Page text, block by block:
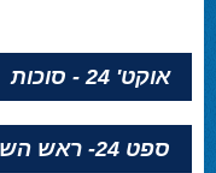
אוקט' 24 - סוכות
ספט 24- ראש השנה -